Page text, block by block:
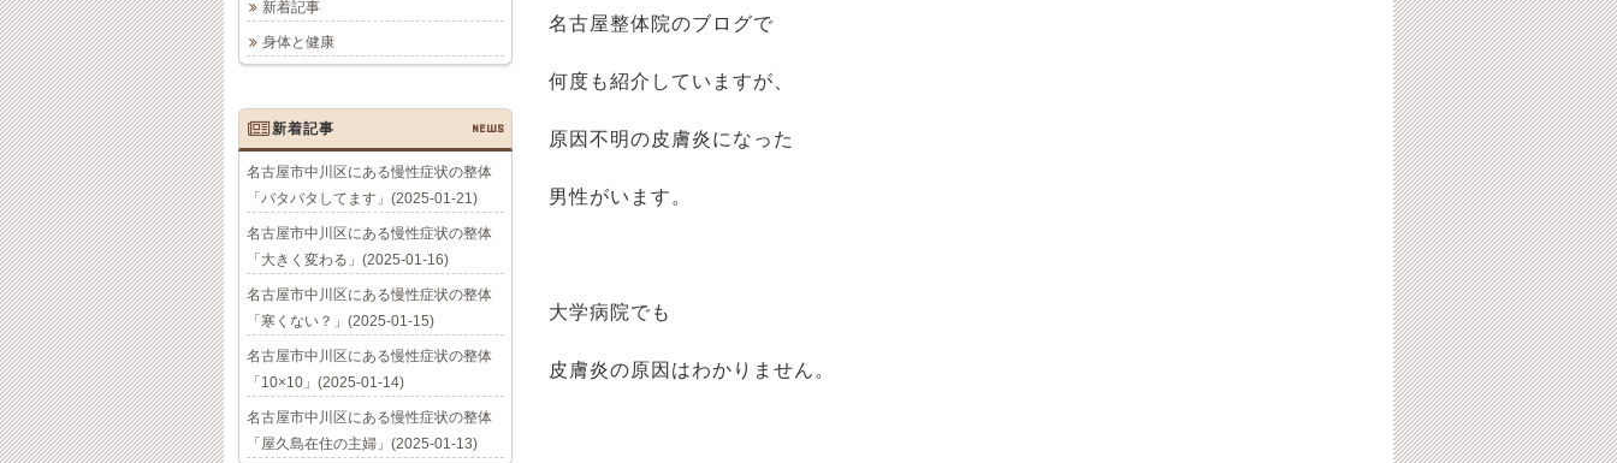
名古屋整体院のブログで
何度も紹介していますが、
原因不明の皮膚炎になった
男性がいます。
大学病院でも
皮膚炎の原因はわかりません。
新着記事
身体と健康
新着記事 NEWS
名古屋市中川区にある慢性症状の整体
「バタバタしてます」(2025-01-21)
名古屋市中川区にある慢性症状の整体
「大きく変わる」(2025-01-16)
名古屋市中川区にある慢性症状の整体
「寒くない？」(2025-01-15)
名古屋市中川区にある慢性症状の整体
「10×10」(2025-01-14)
名古屋市中川区にある慢性症状の整体
「屋久島在住の主婦」(2025-01-13)